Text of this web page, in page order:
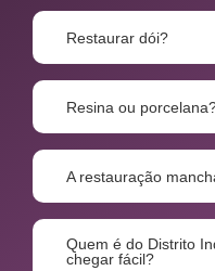
Restaurar dói?
Resina ou
A restauração
Quem é do Distrito
chegar fácil?